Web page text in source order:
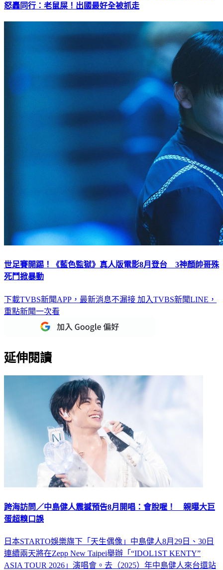
怒轟同行：老鼠屎！出國最好全被抓走
世足賽開踢！《藍色監獄》真人版電影8月登台 3神顏帥哥殊
死鬥掀暴動
下載TVBS新聞APP，最新消息不漏接 加入TVBS新聞LINE，
重點新聞一次看
延伸閱讀
跨海訪問／中島健人震撼預告8月開唱：會脫喔！ 親曝大巨
蛋超糗口誤
日本STARTO娛樂旗下「天生偶像」中島健人8月29日、30日
連續兩天將在Zepp New Taipei舉辦「“IDOL1ST KENTY”
ASIA TOUR 2026」演唱會。去（2025）年中島健人來台還站